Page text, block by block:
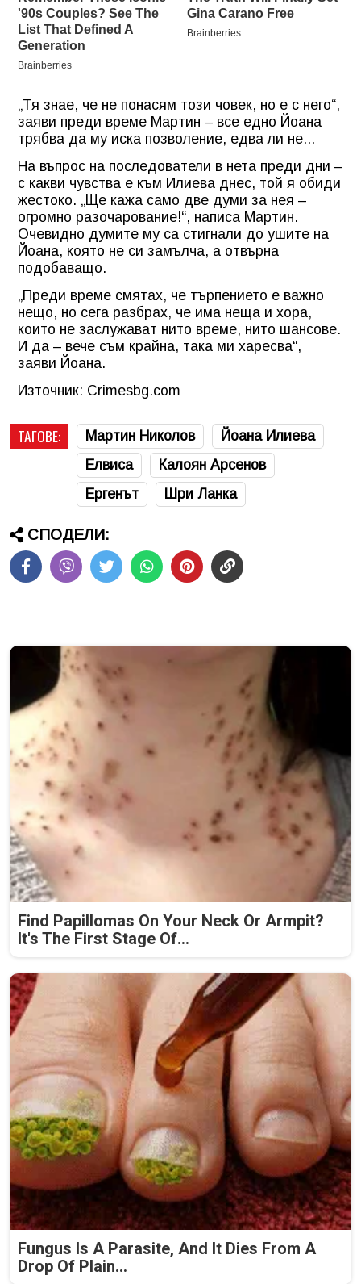
„Тя знае, че не понасям този човек, но е с него“,
заяви преди време Мартин – все едно Йоана
трябва да му иска позволение, едва ли не...
На въпрос на последователи в нета преди дни –
с какви чувства е към Илиева днес, той я обиди
жестоко. „Ще кажа само две думи за нея –
огромно разочарование!“, написа Мартин.
Очевидно думите му са стигнали до ушите на
Йоана, която не си замълча, а отвърна
подобаващо.
„Преди време смятах, че търпението е важно
нещо, но сега разбрах, че има неща и хора,
които не заслужават нито време, нито шансове.
И да – вече съм крайна, така ми харесва“,
заяви Йоана.
Източник: Crimesbg.com
ТАГОВЕ: Мартин Николов
Йоана Илиева
Елвиса
Калоян Арсенов
Ергенът
Шри Ланка
СПОДЕЛИ:
Find Papillomas On Your Neck Or Armpit?
It's The First Stage Of...
Fungus Is A Parasite, And It Dies From A
Drop Of Plain...